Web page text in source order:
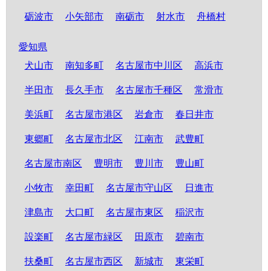
砺波市 小矢部市 南砺市 射水市 舟橋村
愛知県
犬山市
南知多町 名古屋市中川区 高浜市
半田市 長久手市 名古屋市千種区 常滑市
美浜町 名古屋市港区 岩倉市 春日井市
東郷町 名古屋市北区 江南市 武豊町
名古屋市南区 豊明市 豊川市 豊山町
小牧市 幸田町 名古屋市守山区 日進市
津島市 大口町 名古屋市東区 稲沢市
設楽町 名古屋市緑区 田原市 碧南市
扶桑町 名古屋市西区 新城市 東栄町